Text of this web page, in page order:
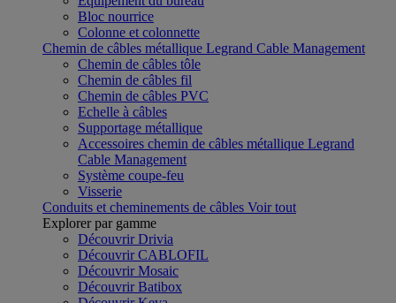
Bloc nourrice
Colonne et colonnette
Chemin de câbles métallique Legrand Cable Management
Chemin de câbles tôle
Chemin de câbles fil
Chemin de câbles PVC
Echelle à câbles
Supportage métallique
Accessoires chemin de câbles métallique Legrand
Cable Management
Système coupe-feu
Visserie
Conduits et cheminements de câbles Voir tout
Explorer par gamme
Découvrir Drivia
Découvrir CABLOFIL
Découvrir Mosaic
Découvrir Batibox